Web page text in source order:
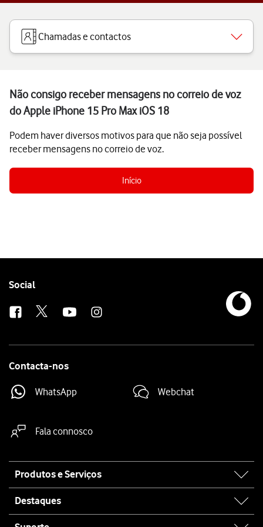
Chamadas e contactos
Não consigo receber mensagens no correio de voz
do Apple iPhone 15 Pro Max iOS 18
Podem haver diversos motivos para que não seja possível
receber mensagens no correio de voz.
Início
Follow
Social
Contacta-nos
WhatsApp Webchat
Fala connosco
map
Produtos e Serviços
Destaques